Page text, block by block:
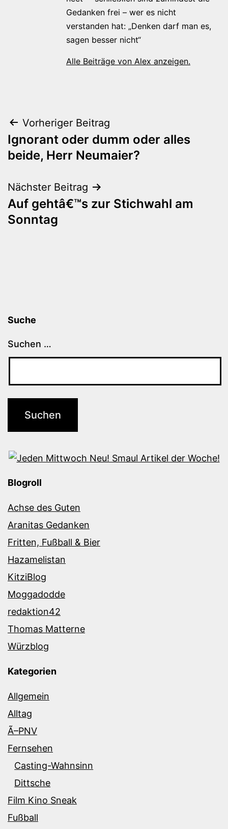
Gedanken frei – wer es nicht
verstanden hat: „Denken darf man es,
sagen besser nicht“
Alle Beiträge von Alex anzeigen.
Beitragsnavigation
Vorheriger Beitrag
Ignorant oder dumm oder alles
beide, Herr Neumaier?
Nächster Beitrag
Auf gehtâ€™s zur Stichwahl am
Sonntag
Suche
Suchen …
Blogroll
Achse des Guten
Aranitas Gedanken
Fritten, Fußball & Bier
Hazamelistan
KitziBlog
Moggadodde
redaktion42
Thomas Matterne
Würzblog
Kategorien
Allgemein
Alltag
Ã–PNV
Fernsehen
Casting-Wahnsinn
Dittsche
Film Kino Sneak
Fußball